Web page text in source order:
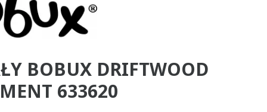
BOBUX DRIFTWOOD
633620